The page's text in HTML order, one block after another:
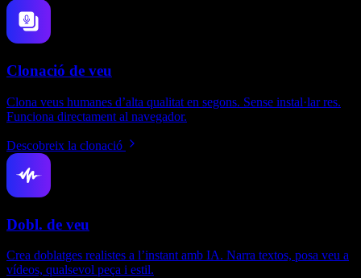
Clonació de veu
Clona veus humanes d’alta qualitat en segons. Sense instal·lar res.
Funciona directament al navegador.
Descobreix la clonació
Dobl. de veu
Crea doblatges realistes a l’instant amb IA. Narra textos, posa veu a
vídeos, qualsevol peça i estil.